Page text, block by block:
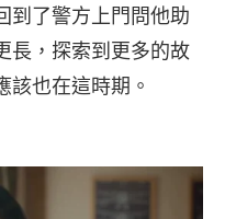
到了警方上門問他助
長，探索到更多的故
該也在這時期。